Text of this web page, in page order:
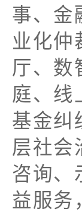
事、金
业化仲
厅、数
庭、线
基金纠
层社会
咨询、
益服务